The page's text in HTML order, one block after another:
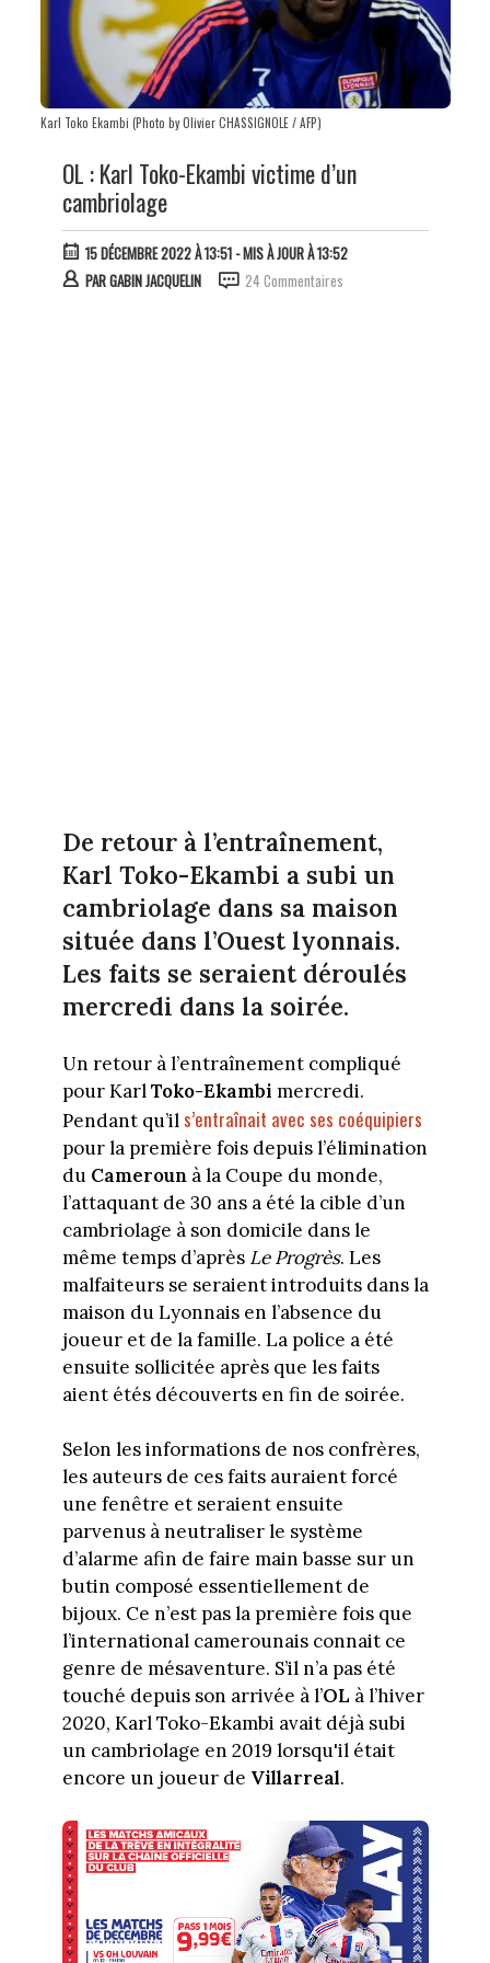
Karl Toko Ekambi (Photo by Olivier CHASSIGNOLE / AFP)
OL : Karl Toko-Ekambi victime d’un
cambriolage
15 DÉCEMBRE 2022 À 13:51- MIS À JOUR À 13:52
PARGABIN JACQUELIN 24 Commentaires
De retour à l’entraînement,
Karl Toko-Ekambi a subi un
cambriolage dans sa maison
située dans l’Ouest lyonnais.
Les faits se seraient déroulés
mercredi dans la soirée.
Un retour à l’entraînement compliqué
pour KarlToko-Ekambi mercredi.
Pendant qu’ils’entraînait avec ses coéquipiers
pour la première fois depuis l’élimination
du Camerounà la Coupe du monde,
l’attaquant de 30 ans a été la cible d’un
cambriolage à son domicile dans le
même temps d’après Le Progrès. Les
malfaiteurs se seraient introduits dans la
maison du Lyonnais en l’absence du
joueur et de la famille. La police a été
ensuite sollicitée après que les faits
aient étés découverts en fin de soirée.
Selon les informations de nos confrères,
les auteurs de ces faits auraient forcé
une fenêtre et seraient ensuite
parvenus à neutraliser le système
d’alarme afin de faire main basse sur un
butin composé essentiellement de
bijoux. Ce n’est pas la première fois que
l’international camerounais connait ce
genre de mésaventure. S’il n’a pas été
touché depuis son arrivée à l’OL à l’hiver
2020, Karl Toko-Ekambi avait déjà subi
un cambriolage en 2019 lorsqu'il était
encore un joueur de Villarreal.